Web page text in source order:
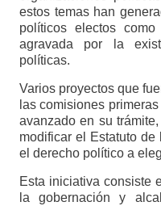
estos temas han
políticos electos
agravada por la
políticas.
Varios proyectos que
las comisiones
avanzado en su
modificar el Estatuto
el derecho político a
Esta iniciativa consiste
la gobernación y